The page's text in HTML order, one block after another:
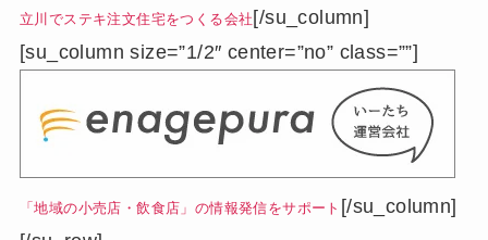
立川でステキ注文住宅をつくる会社[/su_column]
[su_column size=”1/2″ center=”no” class=””]
「地域の小売店・飲食店」の情報発信をサポート [/su_column]